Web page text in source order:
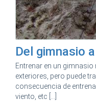
Del gimnasio
Entrenar en un
exteriores, pero puede
consecuencia de
viento, etc [...]